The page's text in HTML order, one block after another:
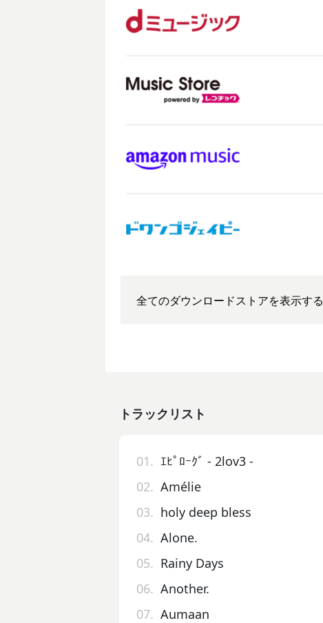
全てのダウンロードストアを表示する
トラックリスト
01. ｴﾋﾟﾛｰｸﾞ - 2lov3 -
02. Amélie
03. holy deep bless
04. Alone.
05. Rainy Days
06. Another.
07. Aumaan